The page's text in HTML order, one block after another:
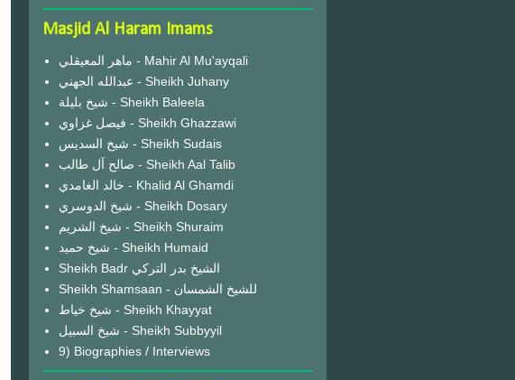
Masjid Al Haram Imams
ماهر المعيقلي - Mahir Al Mu'ayqali
عبدالله الجهني - Sheikh Juhany
شيخ بليلة - Sheikh Baleela
فيصل غزاوي - Sheikh Ghazzawi
شيخ السديس - Sheikh Sudais
صالح آل طالب - Sheikh Aal Talib
خالد الغامدي - Khalid Al Ghamdi
شيخ الدوسري - Sheikh Dosary
شيخ الشريم - Sheikh Shuraim
شيخ حميد - Sheikh Humaid
Sheikh Badr الشيخ بدر التركي
Sheikh Shamsaan - للشيخ الشمسان
شيخ خياط - Sheikh Khayyat
شيخ السبيل - Sheikh Subbyyil
9) Biographies / Interviews